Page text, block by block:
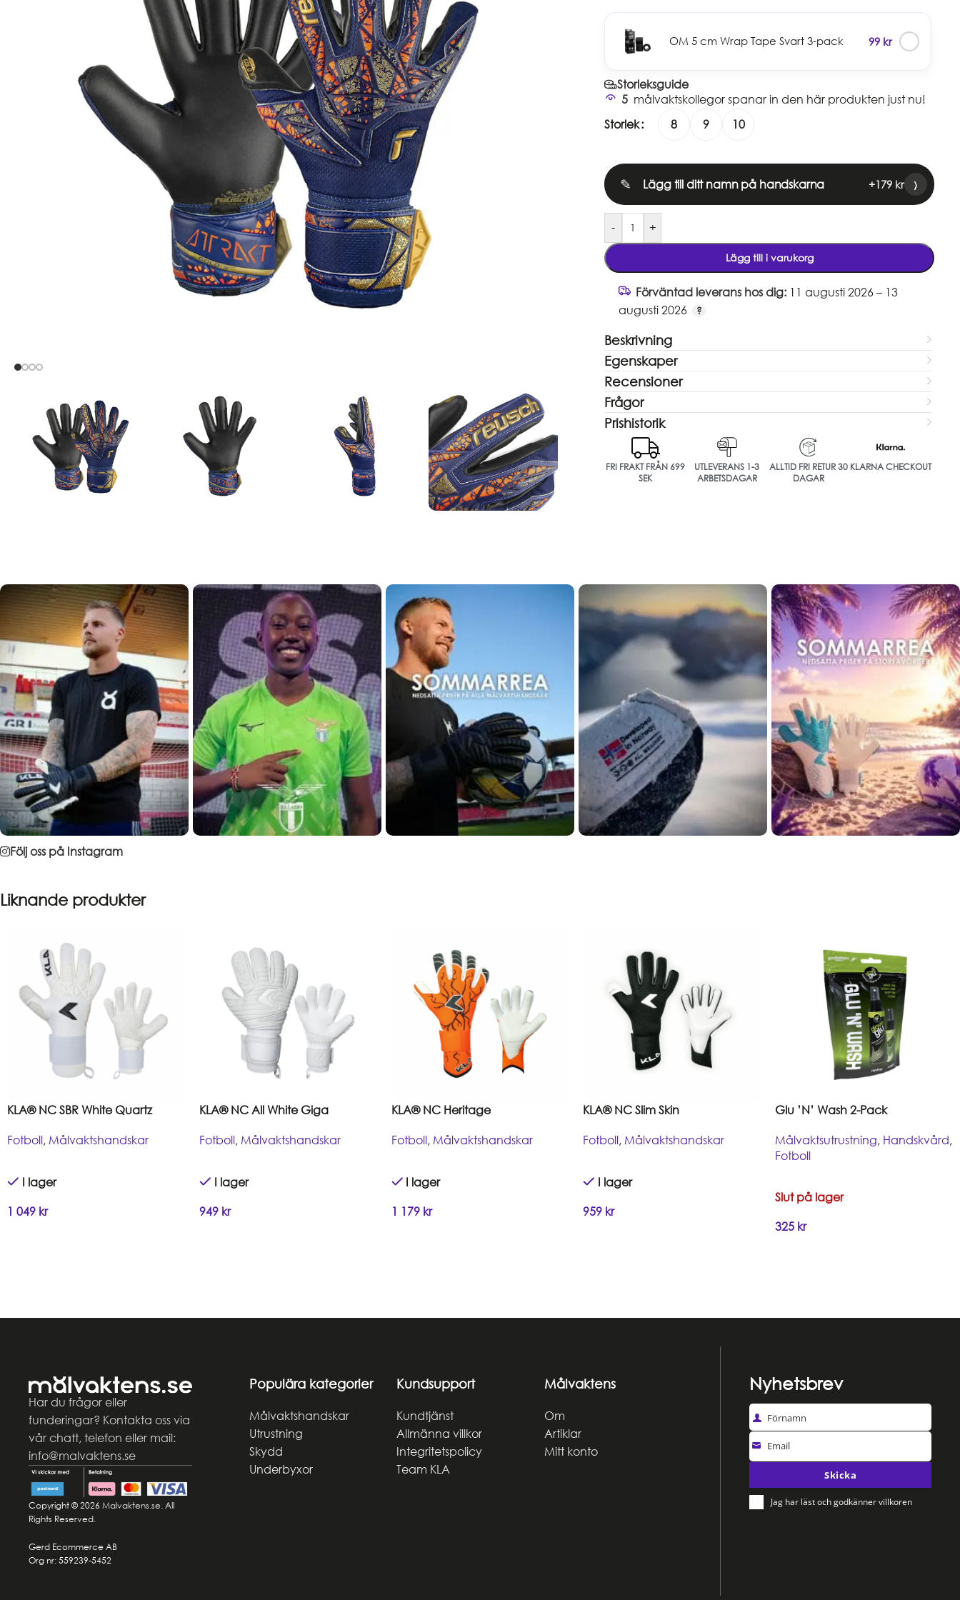
OM 5 cm Wrap Tape Svart 3-pack 99 kr
Storleksguide
5 målvaktskollegor spanar in den här produkten just nu!
Storlek
8 9 10
✎ Lägg till ditt namn på handskarna +179 kr ›
- +
Lägg till i varukorg
Förväntad leverans hos dig: 11 augusti 2026 – 13
augusti 2026
Beskrivning
Egenskaper
Recensioner
Frågor
Prishistorik
FRI FRAKT FRÅN 699
SEK
UTLEVERANS 1-3
ARBETSDAGAR
ALLTID FRI RETUR 30
DAGAR
KLARNA CHECKOUT
Följ oss på Instagram
Liknande produkter
KLA® NC SBR White Quartz
Fotboll, Målvaktshandskar
I lager
1 049 kr
KLA® NC All White Giga
Fotboll, Målvaktshandskar
I lager
949 kr
KLA® NC Heritage
Fotboll, Målvaktshandskar
I lager
1 179 kr
KLA® NC Slim Skin
Fotboll, Målvaktshandskar
I lager
959 kr
Glu ’N’ Wash 2-Pack
Målvaktsutrustning, Handskvård,
Fotboll
Slut på lager
325 kr
Har du frågor eller
funderingar? Kontakta oss via
vår chatt, telefon eller mail:
info@malvaktens.se
Copyright © 2026 Malvaktens.se . All
Rights Reserved.
Gerd Ecommerce AB
Org nr: 559239-5452
Populära kategorier
Målvaktshandskar
Utrustning
Skydd
Underbyxor
Kundsupport
Kundtjänst
Allmänna villkor
Integritetspolicy
Team KLA
Målvaktens
Om
Artiklar
Mitt konto
Nyhetsbrev
Förnamn
Email
Skicka
Jag har läst och godkänner villkoren